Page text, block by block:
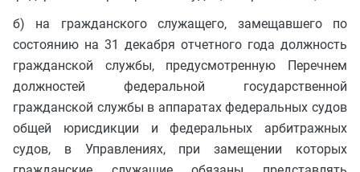
б) на гражданского служащего, замещавшего по
состоянию на 31 декабря отчетного года должность
гражданской службы, предусмотренную Перечнем
должностей федеральной государственной
гражданской службы в аппаратах федеральных судов
общей юрисдикции и федеральных арбитражных
судов, в Управлениях, при замещении которых